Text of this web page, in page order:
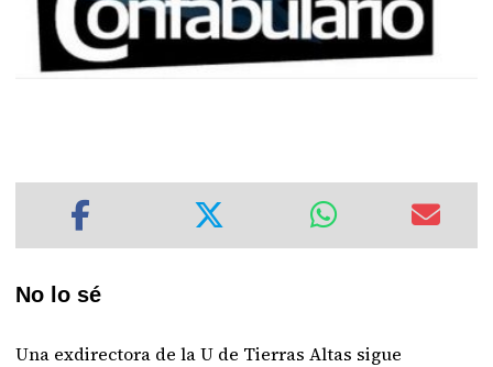
No lo sé
Una exdirectora de la U de Tierras Altas sigue